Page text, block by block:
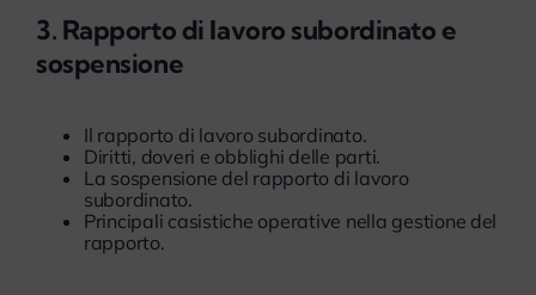
3. Rapporto di lavoro subordinato e
sospensione
Il rapporto di lavoro subordinato.
Diritti, doveri e obblighi delle parti.
La sospensione del rapporto di lavoro
subordinato.
Principali casistiche operative nella gestione del
rapporto.